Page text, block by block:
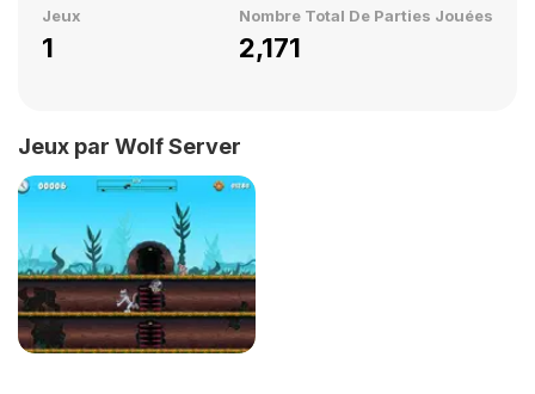
Jeux
1
Nombre Total De Parties Jouées
2,171
Jeux par Wolf Server